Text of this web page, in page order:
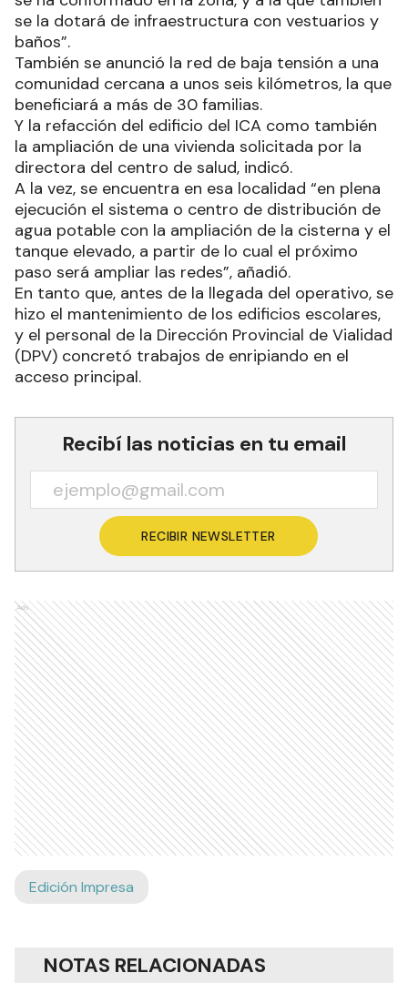
se la dotará de infraestructura con vestuarios y
baños”.
También se anunció la red de baja tensión a una
comunidad cercana a unos seis kilómetros, la que
beneficiará a más de 30 familias.
Y la refacción del edificio del ICA como también
la ampliación de una vivienda solicitada por la
directora del centro de salud, indicó.
A la vez, se encuentra en esa localidad “en plena
ejecución el sistema o centro de distribución de
agua potable con la ampliación de la cisterna y el
tanque elevado, a partir de lo cual el próximo
paso será ampliar las redes”, añadió.
En tanto que, antes de la llegada del operativo, se
hizo el mantenimiento de los edificios escolares,
y el personal de la Dirección Provincial de Vialidad
(DPV) concretó trabajos de enripiando en el
acceso principal.
Recibí las noticias en tu email
RECIBIR NEWSLETTER
Ads
Edición Impresa
NOTAS RELACIONADAS